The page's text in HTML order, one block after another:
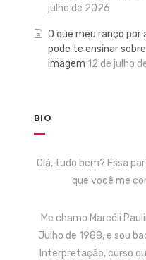
julho de 2026
O que meu ranço por
pode te ensinar
imagem 12 de julho
BIO
Olá, tudo bem? Essa
que você me
Me chamo Marcéli
Julho de 1988, e sou
Interpretação, curso